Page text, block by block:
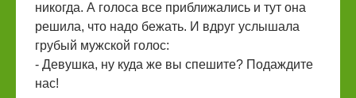
никогда. А голоса все приближались и тут она
решила, что надо бежать. И вдруг услышала
грубый мужской голос:
- Девушка, ну куда же вы спешите? Подаждите
нас!